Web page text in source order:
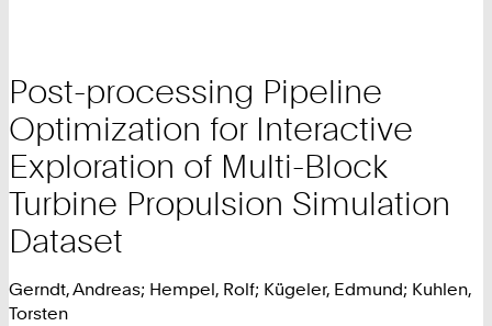
Post-processing Pipeline
Optimization for Interactive
Exploration of Multi-Block
Turbine Propulsion Simulation
Dataset
Gerndt, Andreas; Hempel, Rolf; Kügeler, Edmund; Kuhlen,
Torsten